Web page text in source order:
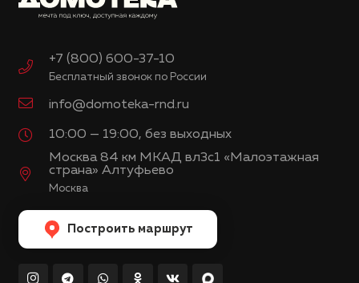
+7 (800) 600-37-10
Бесплатный звонок по России
info@domoteka-rnd.ru
10:00 — 19:00, без выходных
Москва 84 км МКАД вл3с1 «Малоэтажная
страна» Алтуфьево
Москва
Построить маршрут